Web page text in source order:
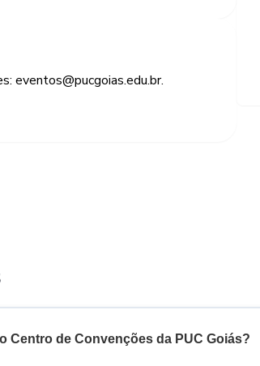
eventos@pucgoias.edu.br.
Centro de Convenções da PUC Goiás?